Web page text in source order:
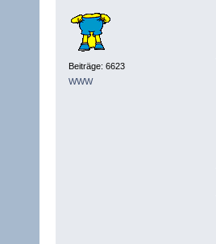
Beiträge: 6623
WWW